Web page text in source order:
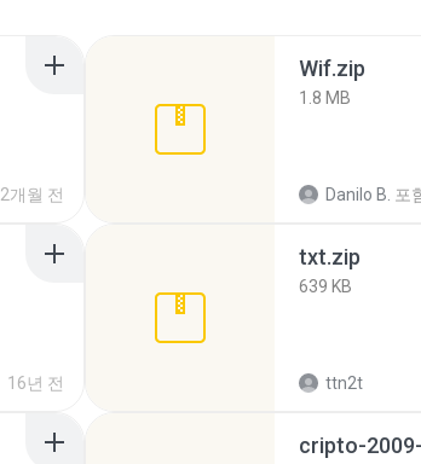
2개월 전
Wif.zip
1.8 MB
Danilo B. 포
16년 전
txt.zip
639 KB
ttn2t
cripto-